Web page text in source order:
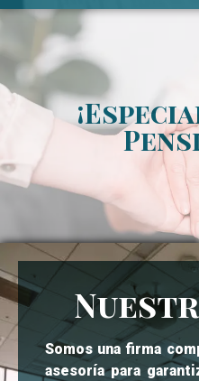
Somos una firma
asesoría para